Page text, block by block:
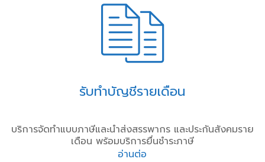
รับทำบัญชีรายเดือน
บริการจัดทำแบบภาษีและนำส่งสรรพากร และประกันสังคมราย
เดือน พร้อมบริการยื่นชำระภาษี
อ่านต่อ